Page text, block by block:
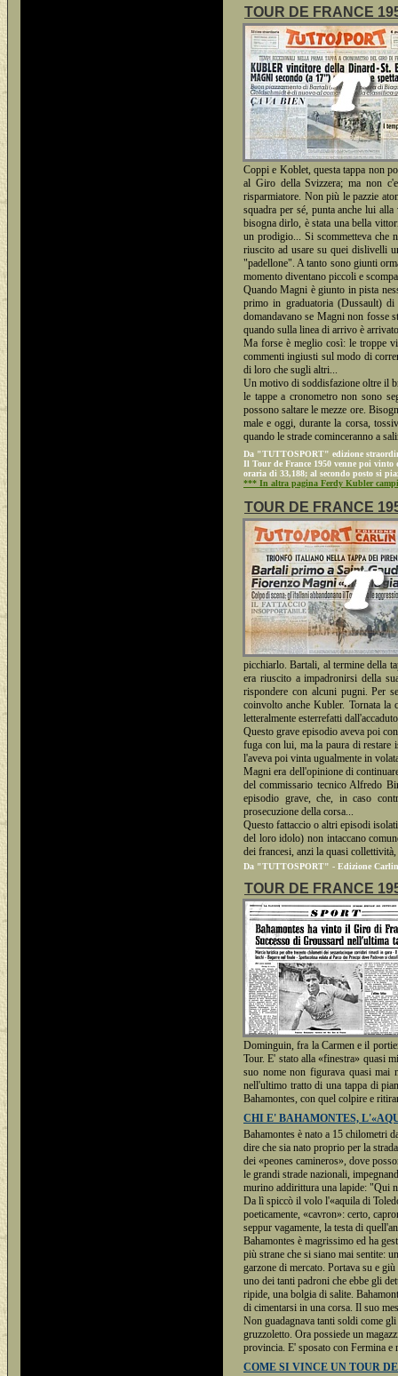
TOUR DE FRANCE
Coppi e Koblet, questa tappa non
al Giro della Svizzera; ma non
risparmiatore. Non più le pazzie
squadra per sé, punta anche lui
bisogna dirlo, è stata una bella
un prodigio... Si scommetteva che
riuscito ad usare su quei dislivelli
"padellone". A tanto sono giunti
momento diventano piccoli e
Quando Magni è giunto in pista
primo in graduatoria (Dussault)
domandavano se Magni non fosse
quando sulla linea di arrivo è
Ma forse è meglio così: le troppe
commenti ingiusti sul modo di
di loro che sugli altri...
Un motivo di soddisfazione oltre il
le tappe a cronometro non sono
possono saltare le mezze ore.
male e oggi, durante la corsa,
quando le strade cominceranno a
Da "TUTTOSPORT" edizione
Il Tour de France 1950 venne poi
oraria di 33,188; al secondo posto si
*** In altra pagina Ferdy Kubler
TOUR DE FRANCE
picchiarlo. Bartali, al termine della
era riuscito a impadronirsi della
rispondere con alcuni pugni. Per
coinvolto anche Kubler. Tornata la
letteralmente esterrefatti
Questo grave episodio aveva poi
fuga con lui, ma la paura di restare
l'aveva poi vinta ugualmente in
Magni era dell'opinione di
del commissario tecnico Alfredo
episodio grave, che, in caso
prosecuzione della corsa...
Questo fattaccio o altri episodi
del loro idolo) non intaccano
dei francesi, anzi la quasi
Da "TUTTOSPORT" - Edizione
TOUR DE FRANCE
Dominguin, fra la Carmen e il
Tour. E' stato alla «finestra» quasi
suo nome non figurava quasi mai
nell'ultimo tratto di una tappa di
Bahamontes, con quel colpire e
CHI E' BAHAMONTES,
Bahamontes è nato a 15 chilometri
dire che sia nato proprio per la
dei «peones camineros», dove
le grandi strade nazionali,
murino addirittura una lapide: "Qui
Da lì spiccò il volo l'«aquila di
poeticamente, «cavron»: certo,
seppur vagamente, la testa di
Bahamontes è magrissimo ed ha
più strane che si siano mai sentite:
garzone di mercato. Portava su e
uno dei tanti padroni che ebbe gli
ripide, una bolgia di salite.
di cimentarsi in una corsa. Il suo
Non guadagnava tanti soldi come
gruzzoletto. Ora possiede un
provincia. E' sposato con Fermina e
COME SI VINCE UN TOUR